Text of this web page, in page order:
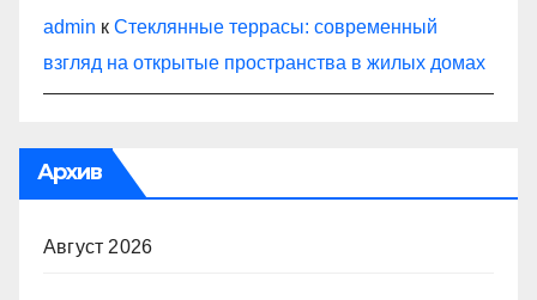
admin к Стеклянные террасы: современный
взгляд на открытые пространства в жилых домах
Архив
Август 2026